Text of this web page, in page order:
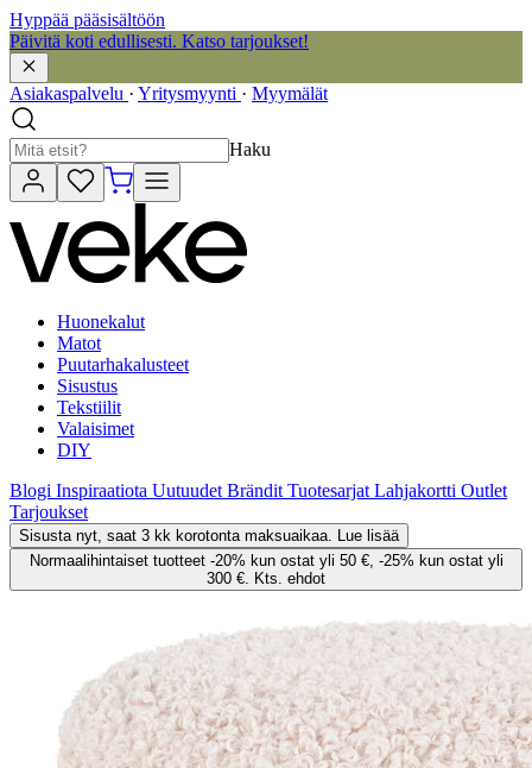
Hyppää pääsisältöön
Päivitä koti edullisesti. Katso tarjoukset!
Asiakaspalvelu · Yritysmyynti · Myymälät
Haku
Huonekalut
Matot
Puutarhakalusteet
Sisustus
Tekstiilit
Valaisimet
DIY
Blogi Inspiraatiota Uutuudet Brändit Tuotesarjat Lahjakortti Outlet
Tarjoukset
Sisusta nyt, saat 3 kk korotonta maksuaikaa. Lue lisää
Normaalihintaiset tuotteet -20% kun ostat yli 50 €, -25% kun ostat yli
300 €. Kts. ehdot